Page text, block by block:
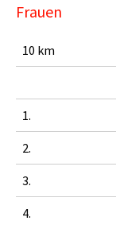
Frauen
10 km
1.
2.
3.
4.